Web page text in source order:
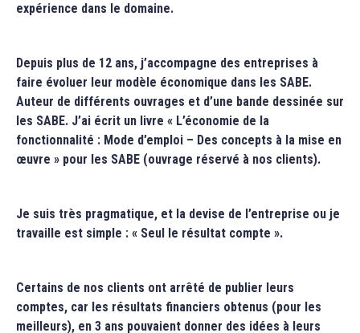
expérience dans le domaine.
Depuis plus de 12 ans, j’accompagne des entreprises à
faire évoluer leur modèle économique dans les SABE.
Auteur de différents ouvrages et d’une bande dessinée sur
les SABE. J’ai écrit un livre « L’économie de la
fonctionnalité : Mode d’emploi – Des concepts à la mise en
œuvre » pour les SABE (ouvrage réservé à nos clients).
Je suis très pragmatique, et la devise de l’entreprise ou je
travaille est simple : « Seul le résultat compte ».
Certains de nos clients ont arrêté de publier leurs
comptes, car les résultats financiers obtenus (pour les
meilleurs), en 3 ans pouvaient donner des idées à leurs